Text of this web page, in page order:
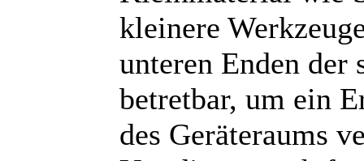
kleinere
unteren Enden der
betretbar, um ein
des Geräteraums